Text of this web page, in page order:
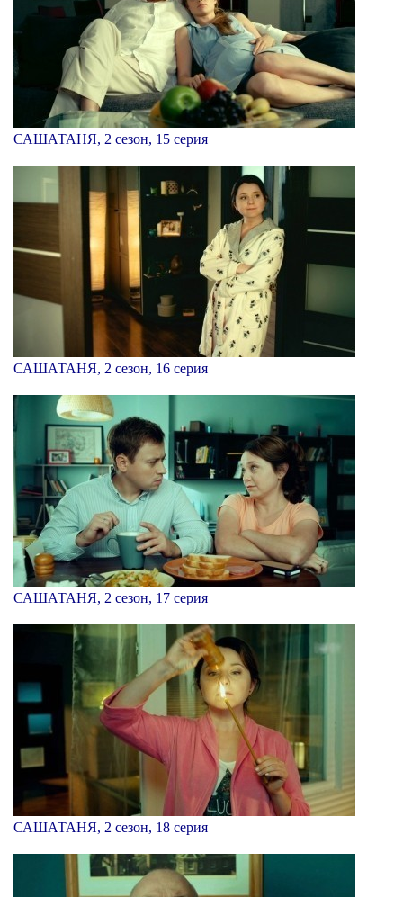
САШАТАНЯ, 2 сезон, 15 серия
САШАТАНЯ, 2 сезон, 16 серия
САШАТАНЯ, 2 сезон, 17 серия
САШАТАНЯ, 2 сезон, 18 серия